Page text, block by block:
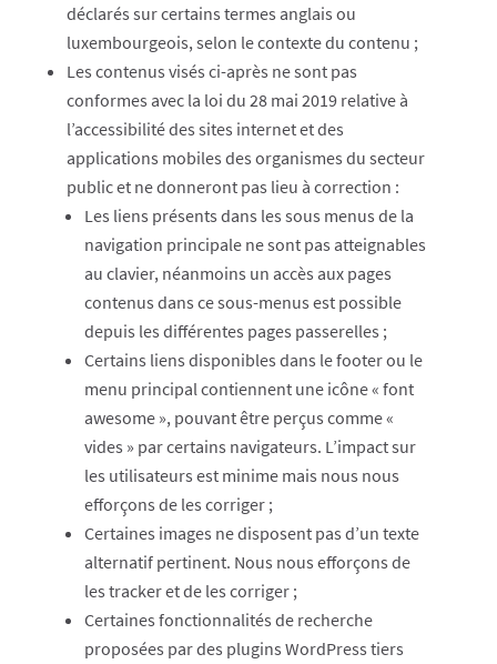
déclarés sur certains termes anglais ou
luxembourgeois, selon le contexte du contenu ;
Les contenus visés ci-après ne sont pas
conformes avec la loi du 28 mai 2019 relative à
l’accessibilité des sites internet et des
applications mobiles des organismes du secteur
public et ne donneront pas lieu à correction :
Les liens présents dans les sous menus de la
navigation principale ne sont pas atteignables
au clavier, néanmoins un accès aux pages
contenus dans ce sous-menus est possible
depuis les différentes pages passerelles ;
Certains liens disponibles dans le footer ou le
menu principal contiennent une icône « font
awesome », pouvant être perçus comme «
vides » par certains navigateurs. L’impact sur
les utilisateurs est minime mais nous nous
efforçons de les corriger ;
Certaines images ne disposent pas d’un texte
alternatif pertinent. Nous nous efforçons de
les tracker et de les corriger ;
Certaines fonctionnalités de recherche
proposées par des plugins WordPress tiers